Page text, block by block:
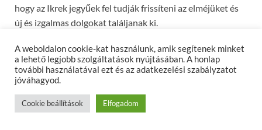
hogy az Ikrek jegyűek fel tudják frissíteni az elméjüket és
új és izgalmas dolgokat találjanak ki.
A kalcitot a mindennapi életben is könnyen használhatják
az Ikrek jegyűek. A kalcitot lehet hordani a testnél, például
egy karkötő vagy nyaklánc formájában. A kalcit használva
az Ikrek jegyűek körülvehetik magukat az ásványokkal, és
ez segíthet nekik abban, hogy tisztábban gondolkodjanak
A weboldalon cookie-kat használunk, amik segítenek minket
a lehető legjobb szolgáltatások nyújtásában. A honlap
további használatával ezt és az adatkezelési szabályzatot
jóváhagyod.
Cookie beállítások Elfogadom